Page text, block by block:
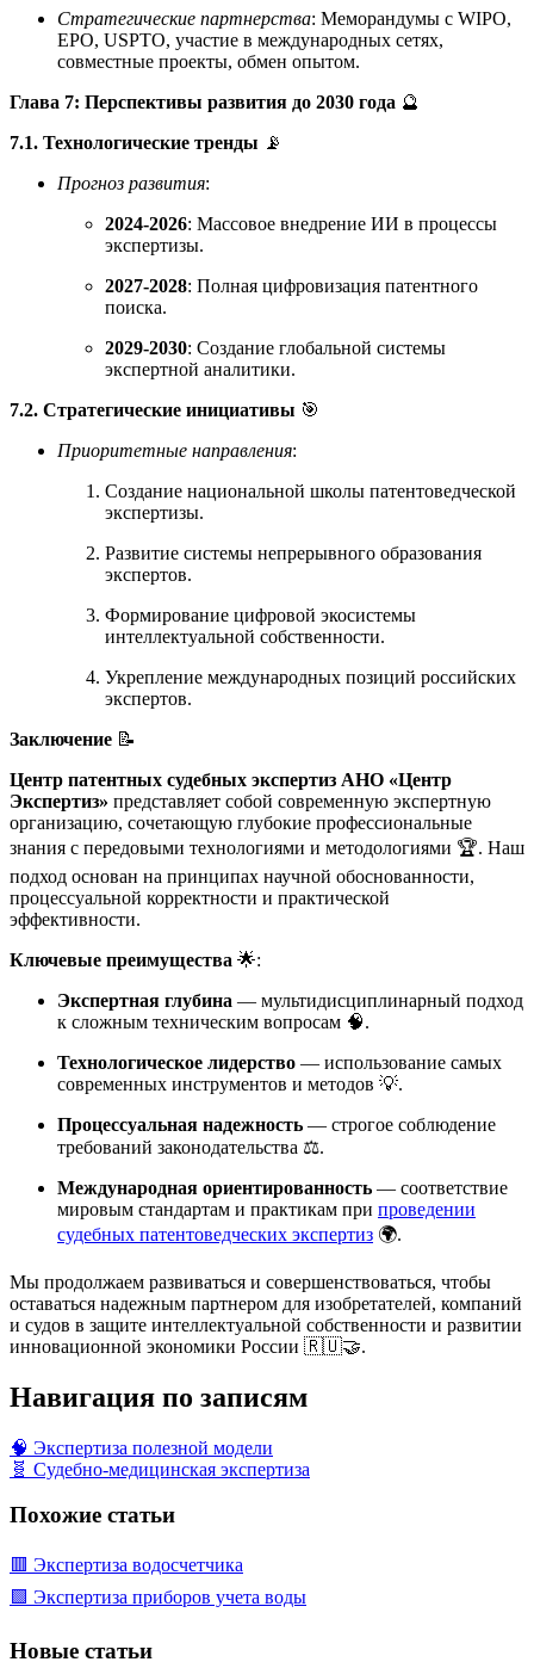
Стратегические партнерства: Меморандумы с WIPO,
EPO, USPTO, участие в международных сетях,
совместные проекты, обмен опытом.
Глава 7: Перспективы развития до 2030 года 🔮
7.1. Технологические тренды 📡
Прогноз развития:
2024-2026: Массовое внедрение ИИ в процессы
экспертизы.
2027-2028: Полная цифровизация патентного
поиска.
2029-2030: Создание глобальной системы
экспертной аналитики.
7.2. Стратегические инициативы 🎯
Приоритетные направления:
Создание национальной школы патентоведческой
экспертизы.
Развитие системы непрерывного образования
экспертов.
Формирование цифровой экосистемы
интеллектуальной собственности.
Укрепление международных позиций российских
экспертов.
Заключение 📝
Центр патентных судебных экспертиз АНО «Центр
Экспертиз» представляет собой современную экспертную
организацию, сочетающую глубокие профессиональные
знания с передовыми технологиями и методологиями 🏆. Наш
подход основан на принципах научной обоснованности,
процессуальной корректности и практической
эффективности.
Ключевые преимущества 🌟:
Экспертная глубина — мультидисциплинарный подход
к сложным техническим вопросам 🧠.
Технологическое лидерство — использование самых
современных инструментов и методов 💡.
Процессуальная надежность — строгое соблюдение
требований законодательства ⚖️.
Международная ориентированность — соответствие
мировым стандартам и практикам при проведении
судебных патентоведческих экспертиз 🌍.
Мы продолжаем развиваться и совершенствоваться, чтобы
оставаться надежным партнером для изобретателей, компаний
и судов в защите интеллектуальной собственности и развитии
инновационной экономики России 🇷🇺🤝.
Навигация по записям
🧠 Экспертиза полезной модели
🧬 Судебно-медицинская экспертиза
Похожие статьи
🟥 Экспертиза водосчетчика
🟩 Экспертиза приборов учета воды
Новые статьи